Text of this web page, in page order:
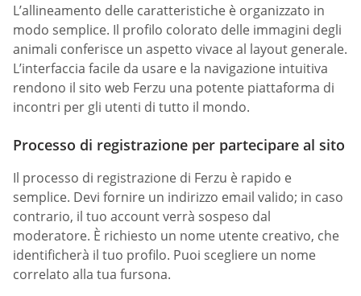
L’allineamento delle caratteristiche è organizzato in
modo semplice. Il profilo colorato delle immagini degli
animali conferisce un aspetto vivace al layout generale.
L’interfaccia facile da usare e la navigazione intuitiva
rendono il sito web Ferzu una potente piattaforma di
incontri per gli utenti di tutto il mondo.
Processo di registrazione per partecipare al sito
Il processo di registrazione di Ferzu è rapido e
semplice. Devi fornire un indirizzo email valido; in caso
contrario, il tuo account verrà sospeso dal
moderatore. È richiesto un nome utente creativo, che
identificherà il tuo profilo. Puoi scegliere un nome
correlato alla tua fursona.